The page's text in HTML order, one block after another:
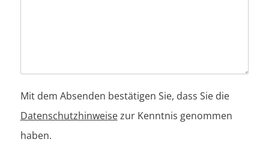
Mit dem Absenden bestätigen Sie, dass Sie die
Datenschutzhinweisezur Kenntnis genommen
haben.